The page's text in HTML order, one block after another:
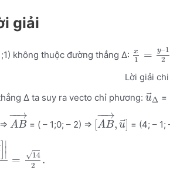
giải
không thuộc đường thẳng Δ: x
1 = y–1
2
Lời giải
Δ ta suy ra vecto chỉ phương: u⃗
Δ =
AB
−→
−
= ( – 1;0; – 2) => [AB
−→
−
, u⃗] = (4; – 1;
] ∣
∣
∣
= 14
√
2
.